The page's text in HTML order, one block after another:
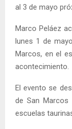
al 3 de mayo
Marco Peláez
lunes 1 de
Marcos, en el
acontecimiento.
El evento se
de San Marcos
escuelas